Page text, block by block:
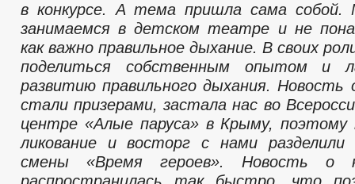
в конкурсе. А тема пришла сама
занимаемся в детском театре и не
как важно правильное дыхание. В своих
поделиться собственным опытом и
развитию правильного дыхания.
стали призерами, застала нас во
центре «Алые паруса» в Крыму,
ликование и восторг с нами разделили
смены «Время героев». Новость о